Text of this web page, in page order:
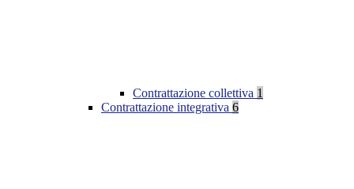
Contrattazione collettiva 1
Contrattazione integrativa 6